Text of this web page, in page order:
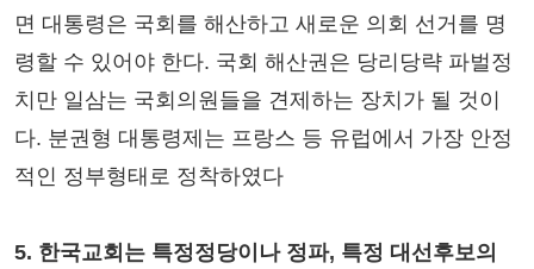
면 대통령은 국회를 해산하고 새로운 의회 선거를 명
령할 수 있어야 한다. 국회 해산권은 당리당략 파벌정
치만 일삼는 국회의원들을 견제하는 장치가 될 것이
다. 분권형 대통령제는 프랑스 등 유럽에서 가장 안정
적인 정부형태로 정착하였다
5. 한국교회는 특정정당이나 정파, 특정 대선후보의